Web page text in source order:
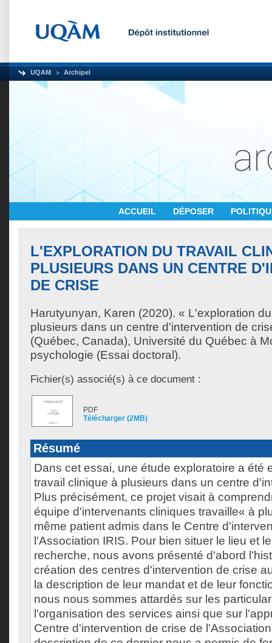
UQAM Archipel
ACCUEIL DÉPOSER
L'EXPLORATION DU TRAVAIL
PLUSIEURS DANS UN CENTRE
DE CRISE
Harutyunyan, Karen (2020). « L'exploration
plusieurs dans un centre d'intervention de
(Québec, Canada), Université du Québec à
psychologie (Essai doctoral).
Fichier(s) associé(s) à ce document :
PDF
Télécharger (2MB)
Résumé
Dans cet essai, une étude exploratoire a été
travail clinique à plusieurs dans un centre
Plus précisément, ce projet visait à
équipe d'intervenants cliniques travaille« à
même patient admis dans le Centre
l'Association IRIS. Pour bien situer le lieu et
recherche, nous avons présenté d'abord
création des centres d'intervention de crise
la description de leur mandat et de leur
nous nous sommes attardés sur les
l'organisation des services ainsi que sur
Centre d'intervention de crise de